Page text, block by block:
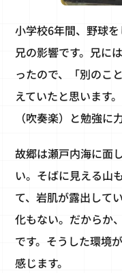
小学校6年間、野球
兄の影響です。兄に
ったので、「別のこ
えていたと思います
（吹奏楽）と勉強に
故郷は瀬戸内海に面
い。そばに見える山
て、岩肌が露出して
化もない。だからか
です。そうした環境
感じます。